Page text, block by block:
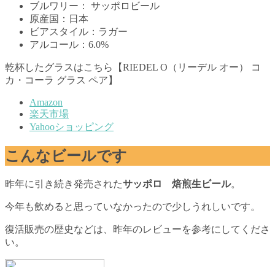
ブルワリー： サッポロビール
原産国：日本
ビアスタイル：ラガー
アルコール：6.0%
乾杯したグラスはこちら【RIEDEL O（リーデル オー） コ
カ・コーラ グラス ペア】
Amazon
楽天市場
Yahooショッピング
こんなビールです
昨年に引き続き発売されたサッポロ 焙煎生ビール。
今年も飲めると思っていなかったので少しうれしいです。
復活販売の歴史などは、昨年のレビューを参考にしてくださ
い。